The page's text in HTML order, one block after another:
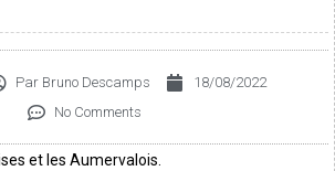
Par Bruno Descamps
18/08/2022
No Comments
et les Aumervalois.